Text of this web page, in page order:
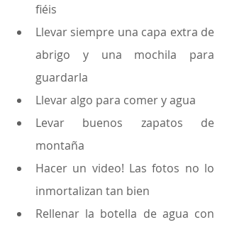
fiéis
Llevar siempre una capa extra de
abrigo y una mochila para
guardarla
Llevar algo para comer y agua
Levar buenos zapatos de
montaña
Hacer un video! Las fotos no lo
inmortalizan tan bien
Rellenar la botella de agua con